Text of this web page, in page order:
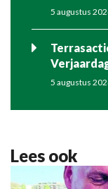
5 augustus
5 augustus
Lees ook